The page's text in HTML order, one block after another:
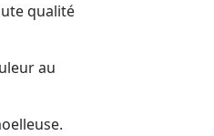
qualité
au